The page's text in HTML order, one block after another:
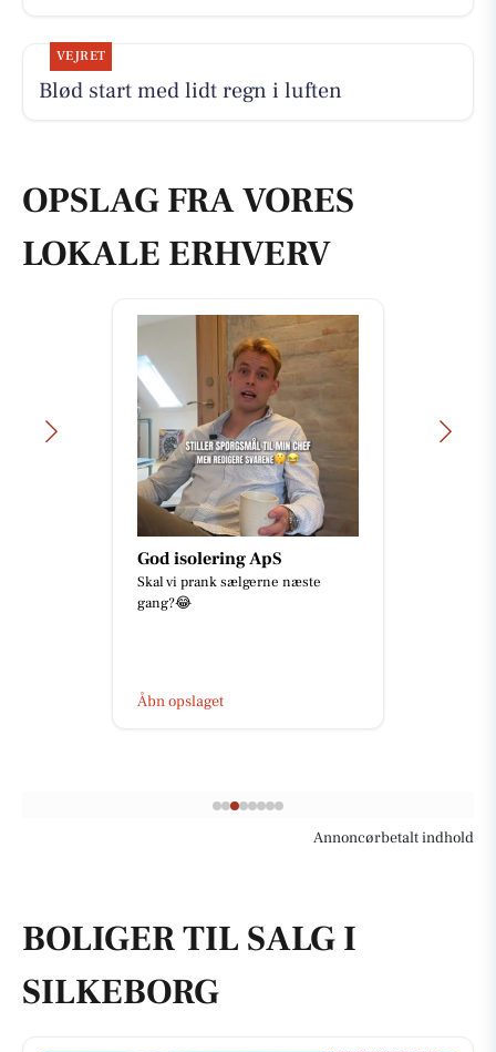
VEJRET
Blød start med lidt regn i luften
OPSLAG FRA VORES
LOKALE ERHVERV
God isolering ApS
Skal vi prank sælgerne næste
gang?😂
Åbn opslaget
Annoncørbetalt indhold
BOLIGER TIL SALG I
SILKEBORG